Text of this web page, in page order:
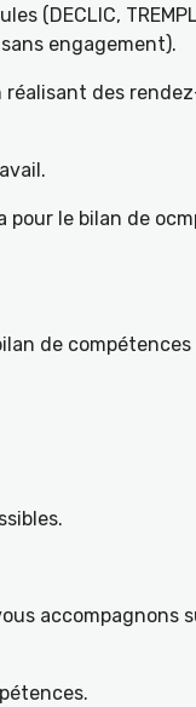
engagement).
des
le bilan de
de
accompagnons